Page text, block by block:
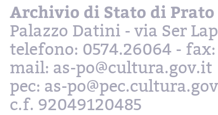
Archivio di Stato di Prato
Palazzo Datini - via Ser
telefono: 0574.26064 - fax:
mail: as-po@cultura.gov.it
pec: as-
c.f. 92049120485